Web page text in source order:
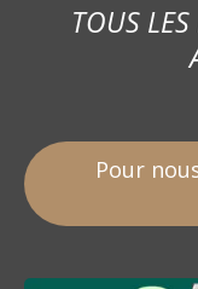
TOUS
Pour